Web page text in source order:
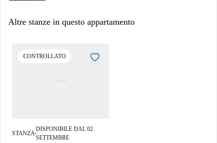
Importante: non abbiamo ancora visitato questo luogo ... Inviamo
presto per un tour guidato più foto a 360 ° e HD.
Altre stanze in questo appartamento
CONTROLLATO
STANZA ■
DISPONIBILE DAL 02
SETTEMBRE